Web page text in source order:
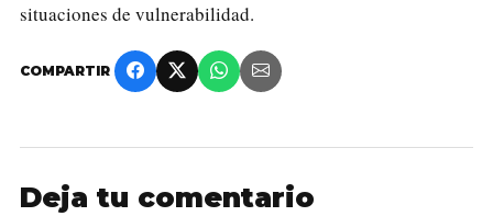
situaciones de vulnerabilidad.
COMPARTIR
Deja tu comentario